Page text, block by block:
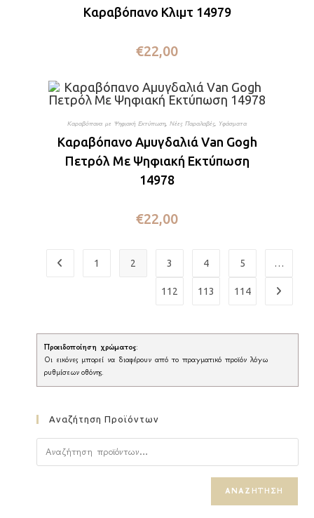
Καραβόπανο Κλιμτ 14979
€22,00
Καραβόπανα με Ψηφιακή Εκτύπωση Νέες Παραλαβές, Υφάσματα
Καραβόπανο Αμυγδαλιά Van Gogh
Πετρόλ Με Ψηφιακή Εκτύπωση
14978
€22,00
1 2 3 4 5 …
112 113 114
Προειδοποίηση χρώματος:
Οι εικόνες μπορεί να διαφέρουν από το πραγματικό προϊόν λόγω
ρυθμίσεων οθόνης.
Αναζήτηση Προϊόντων
ΑΝΑΖΉΤΗΣΗ